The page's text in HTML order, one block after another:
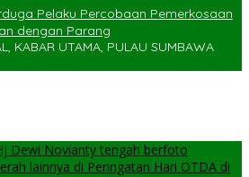
Pelaku Percobaan Pemerkosaan
dengan Parang
KABAR UTAMA, PULAU SUMBAWA
Dewi Novianty tengah berfoto
lainnya di Peringatan Hari OTDA di